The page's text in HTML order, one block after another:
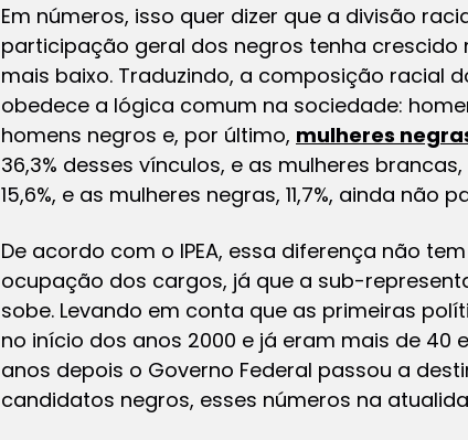
Em números, isso quer dizer que a divisão
participação geral dos negros tenha
mais baixo. Traduzindo, a composição racial
obedece a lógica comum na sociedade:
homens negros e, por último, mulheres
36,3% desses vínculos, e as mulheres
15,6%, e as mulheres negras, 11,7%, ainda não
De acordo com o IPEA, essa diferença não
ocupação dos cargos, já que a sub-
sobe. Levando em conta que as primeiras
no início dos anos 2000 e já eram mais de 40
anos depois o Governo Federal passou a
candidatos negros, esses números na